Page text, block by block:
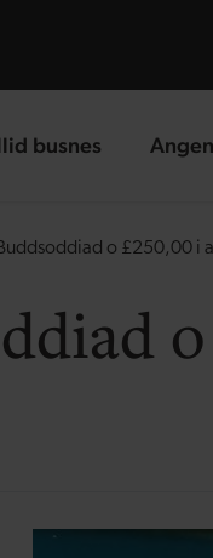
busnes
page
o £250,00 i